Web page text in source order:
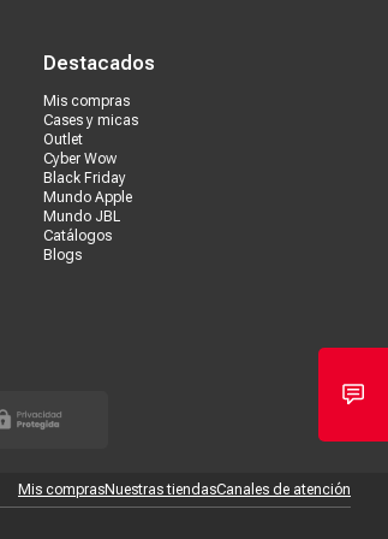
Destacados
Mis compras
Cases y micas
Outlet
Cyber Wow
Black Friday
Mundo Apple
Mundo JBL
Catálogos
Blogs
Mis comprasNuestras tiendasCanales de atención